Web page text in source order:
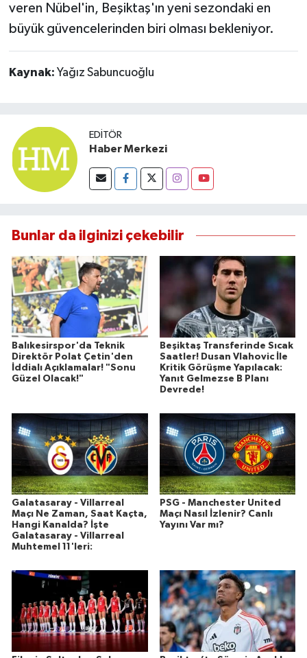
veren Nübel'in, Beşiktaş'ın yeni sezondaki en
büyük güvencelerinden biri olması bekleniyor.
Kaynak: Yağız Sabuncuoğlu
EDITÖR
Haber Merkezi
Bunlar da ilginizi çekebilir
Balıkesirspor'da Teknik
Direktör Polat Çetin'den
İddialı Açıklamalar! "Sonu
Güzel Olacak!"
Beşiktaş Transferinde Sıcak
Saatler! Dusan Vlahovic İle
Kritik Görüşme Yapılacak:
Yanıt Gelmezse B Planı
Devrede!
Galatasaray - Villarreal
Maçı Ne Zaman, Saat Kaçta,
Hangi Kanalda? İşte
Galatasaray - Villarreal
Muhtemel 11'leri:
PSG - Manchester United
Maçı Nasıl İzlenir? Canlı
Yayını Var mı?
Susurluk
TEKNOLOJİ
Trend
TÜRKİYE
VİZYONDAKİLER
YAŞAM